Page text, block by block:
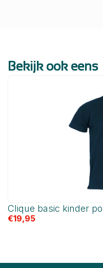
Bekijk ook eens
Clique basic kinder
€19,95